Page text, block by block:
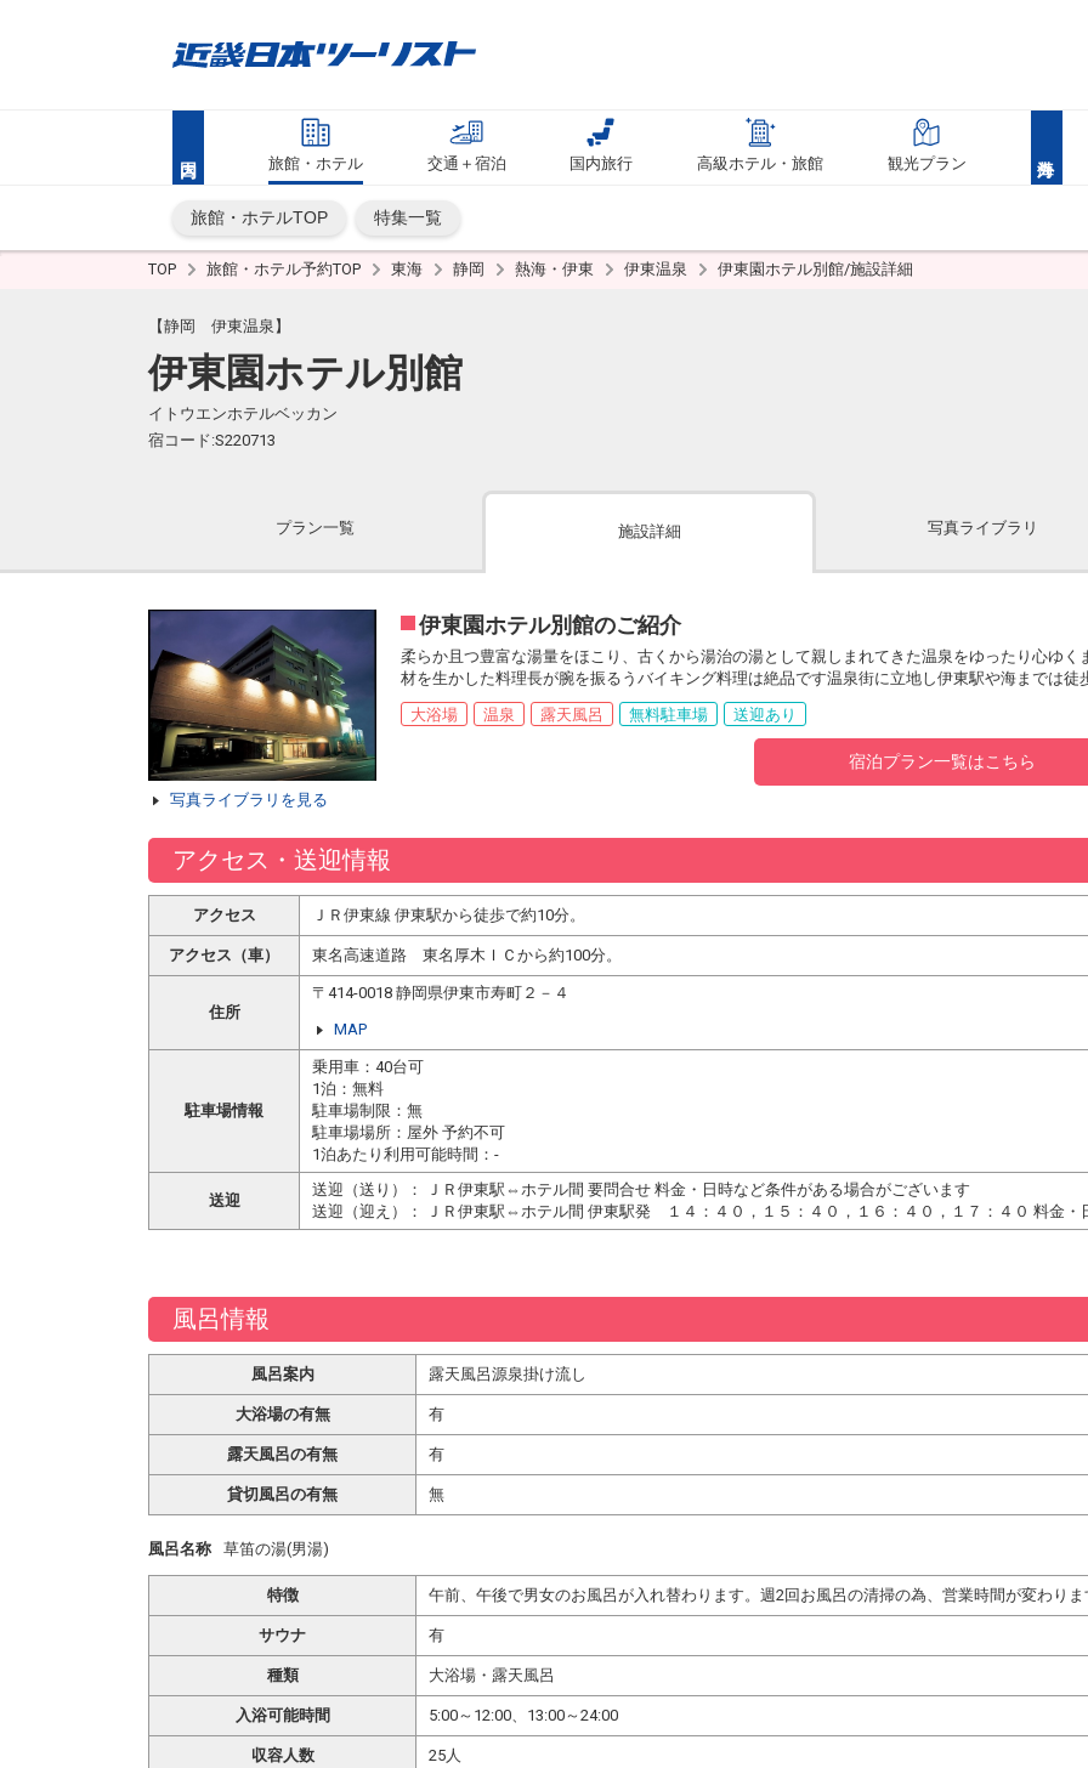
旅館・ホテル 交通＋宿泊 国内旅行 高級ホテル・旅館 観光プラン
旅館・ホテルTOP 特集一覧
TOP 旅館・ホテル予約TOP 東海 静岡 熱海・伊東 伊東温泉 伊東園ホテル別館/施設詳細
【静岡 伊東温泉】
伊東園ホテル別館
イトウエンホテルベッカン
宿コード:S220713
プラン一覧 施設詳細 写真ライブラリ
写真ライブラリを見る
伊東園ホテル別館のご紹介
柔らか且つ豊富な湯量をほこり、古くから湯治の湯として親しまれてきた温泉をゆったり心ゆ
材を生かした料理長が腕を振るうバイキング料理は絶品です温泉街に立地し伊東駅や海までは徒
大浴場
温泉 露天風呂 無料駐車場 送迎あり
宿泊プラン一覧はこちら
アクセス・送迎情報
アクセス ＪＲ伊東線 伊東駅から徒歩で約10分。
アクセス（車） 東名高速道路 東名厚木ＩＣから約100分。
住所
〒414-0018 静岡県伊東市寿町２－４
MAP
駐車場情報
乗用車：40台可
1泊：無料
駐車場制限：無
駐車場場所：屋外 予約不可
1泊あたり利用可能時間：-
送迎
送迎（送り）： ＪＲ伊東駅⇔ホテル間 要問合せ 料金・日時など条件がある場合がございます
送迎（迎え）： ＪＲ伊東駅⇔ホテル間 伊東駅発 １４：４０，１５：４０，１６：４０，１７：４０ 料金・
風呂情報
風呂案内 露天風呂源泉掛け流し
大浴場の有無 有
露天風呂の有無 有
貸切風呂の有無 無
風呂名称 草笛の湯(男湯)
特徴 午前、午後で男女のお風呂が入れ替わります。週2回お風呂の清掃の為、営業時間が変わりま
サウナ 有
種類 大浴場・露天風呂
入浴可能時間 5:00～12:00、13:00～24:00
収容人数 25人